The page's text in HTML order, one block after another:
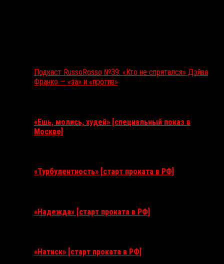
Подкаст RussoRosso №39: «Кто не спрятался» Дэйва
Франко — «за» и «против»
«Ешь, молись, худей» [специальный показ в
Москве]
«Турбулентность» [старт проката в РФ]
«Надежда» [старт проката в РФ]
«Натиск» [старт проката в РФ]